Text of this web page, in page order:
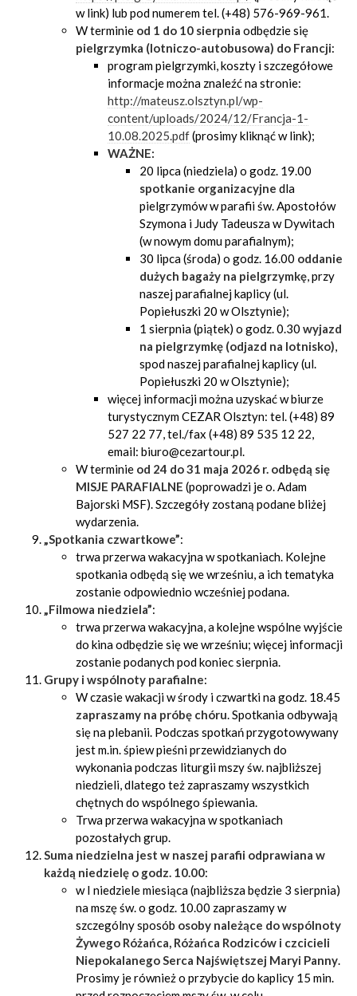
w link) lub pod numerem tel. (+48) 576-969-961.
W terminie od 1 do 10 sierpnia odbędzie się
pielgrzymka (lotniczo-autobusowa) do Francji:
program pielgrzymki, koszty i szczegółowe
informacje można znaleźć na stronie:
http://mateusz.olsztyn.pl/wp-
content/uploads/2024/12/Francja-1-
10.08.2025.pdf(prosimy kliknąć w link);
WAŻNE:
20 lipca (niedziela) o godz. 19.00
spotkanie organizacyjne dla
pielgrzymów w parafii św. Apostołów
Szymona i Judy Tadeusza w Dywitach
(w nowym domu parafialnym);
30 lipca (środa) o godz. 16.00 oddanie
dużych bagaży na pielgrzymkę, przy
naszej parafialnej kaplicy (ul.
Popiełuszki 20 w Olsztynie);
1 sierpnia (piątek) o godz. 0.30 wyjazd
na pielgrzymkę (odjazd na lotnisko),
spod naszej parafialnej kaplicy (ul.
Popiełuszki 20 w Olsztynie);
więcej informacji można uzyskać w biurze
turystycznym CEZAR Olsztyn: tel. (+48) 89
527 22 77, tel./fax (+48) 89 535 12 22,
email: biuro@cezartour.pl.
W terminie od 24 do 31 maja 2026 r. odbędą się
MISJE PARAFIALNE (poprowadzi je o. Adam
Bajorski MSF). Szczegóły zostaną podane bliżej
wydarzenia.
„Spotkania czwartkowe”:
trwa przerwa wakacyjna w spotkaniach. Kolejne
spotkania odbędą się we wrześniu, a ich tematyka
zostanie odpowiednio wcześniej podana.
„Filmowa niedziela”:
trwa przerwa wakacyjna, a kolejne wspólne wyjście
do kina odbędzie się we wrześniu; więcej informacji
zostanie podanych pod koniec sierpnia.
Grupy i wspólnoty parafialne:
W czasie wakacji w środy i czwartki na godz. 18.45
zapraszamy na próbę chóru. Spotkania odbywają
się na plebanii. Podczas spotkań przygotowywany
jest m.in. śpiew pieśni przewidzianych do
wykonania podczas liturgii mszy św. najbliższej
niedzieli, dlatego też zapraszamy wszystkich
chętnych do wspólnego śpiewania.
Trwa przerwa wakacyjna w spotkaniach
pozostałych grup.
Suma niedzielna jest w naszej parafii odprawiana w
każdą niedzielę o godz. 10.00:
w I niedziele miesiąca (najbliższa będzie 3 sierpnia)
na mszę św. o godz. 10.00 zapraszamy w
szczególny sposób osoby należące dowspólnoty
Żywego Różańca, Różańca Rodziców i czcicieli
Niepokalanego Serca Najświętszej Maryi Panny.
Prosimy je również o przybycie do kaplicy 15 min.